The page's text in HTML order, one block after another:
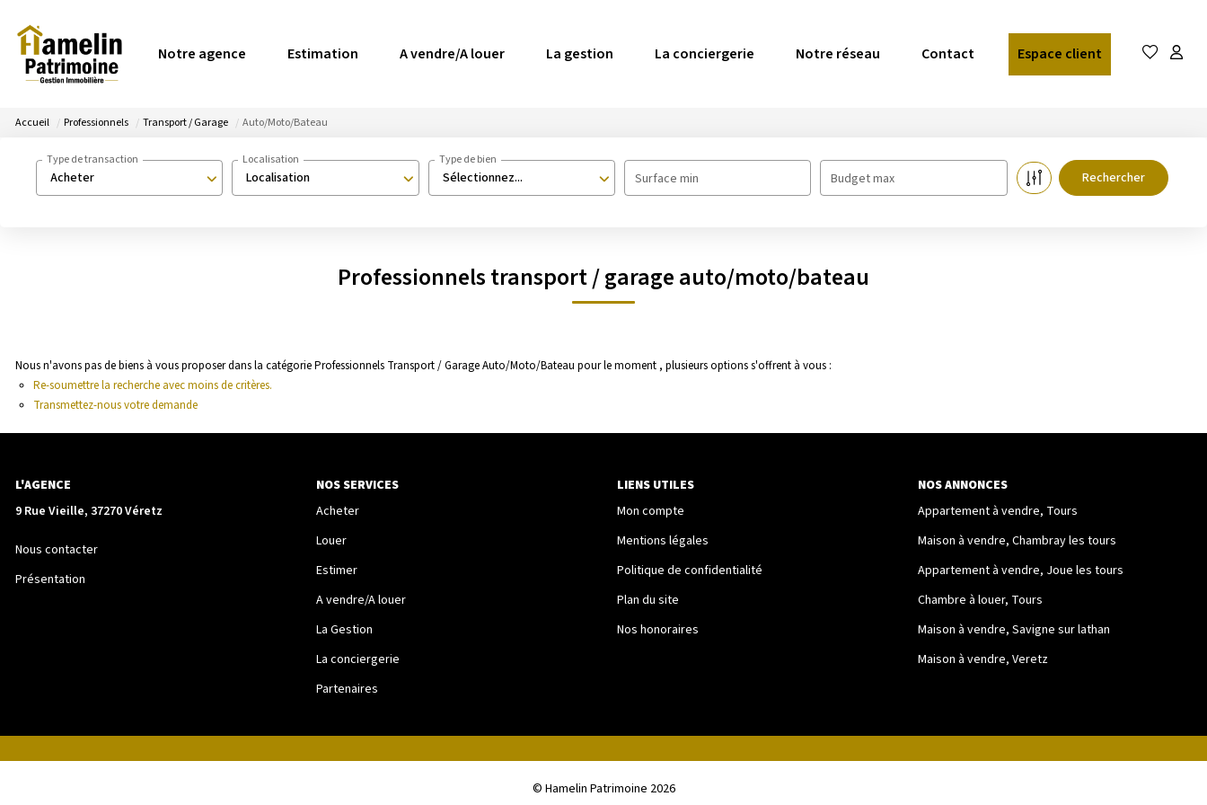
Notre agence Estimation A vendre/A louer La gestion La conciergerie Notre réseau Contact Espace client
Accueil Professionnels Transport / Garage Auto/Moto/Bateau
Acheter
Type de transaction
Localisation
Localisation
Sélectionnez...
Type de bien
Surface min Budget max
Professionnels transport / garage auto/moto/bateau
Nous n'avons pas de biens à vous proposer dans la catégorie Professionnels Transport / Garage Auto/Moto/Bateau pour le moment , plusieurs options s'offrent à vous :
Re-soumettre la recherche avec moins de critères.
Transmettez-nous votre demande
L'AGENCE
9 Rue Vieille, 37270 Véretz
Nous contacter
Présentation
NOS SERVICES
Acheter
Louer
Estimer
A vendre/A louer
La Gestion
La conciergerie
Partenaires
LIENS UTILES
Mon compte
Mentions légales
Politique de confidentialité
Plan du site
Nos honoraires
NOS ANNONCES
Appartement à vendre, Tours
Maison à vendre, Chambray les tours
Appartement à vendre, Joue les tours
Chambre à louer, Tours
Maison à vendre, Savigne sur lathan
Maison à vendre, Veretz
© Hamelin Patrimoine 2026